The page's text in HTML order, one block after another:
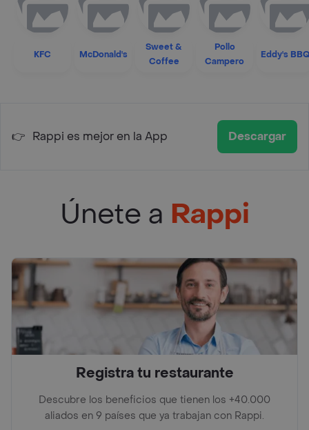
KFC McDonald's
Sweet &
Coffee
Pollo
Campero
Eddy's BBQ
👉 Rappi es mejor en la App Descargar
Únete a Rappi
Registra tu restaurante
Descubre los beneficios que tienen los +40.000
aliados en 9 países que ya trabajan con Rappi.